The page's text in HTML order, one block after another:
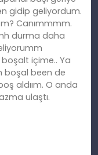
gidip geliyordum.
Canımmmm.
durma daha
içime.. Ya
boşal been de
aldıım. O anda
ulaştı.